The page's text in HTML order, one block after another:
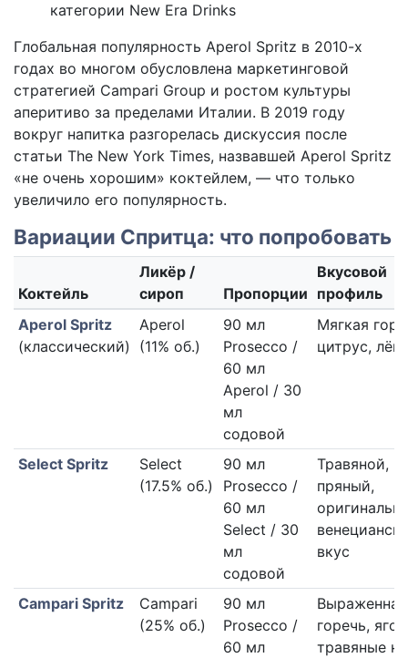
категории New Era Drinks
Глобальная популярность Aperol Spritz в 2010-х
годах во многом обусловлена маркетинговой
стратегией Campari Group и ростом культуры
аперитиво за пределами Италии. В 2019 году
вокруг напитка разгорелась дискуссия после
статьи The New York Times, назвавшей Aperol Spritz
«не очень хорошим» коктейлем, — что только
увеличило его популярность.
Вариации Спритца: что попробовать
Коктейль
Ликёр /
сироп
Пропорции
Вкусовой
профиль
Aperol Spritz
(классический)
Aperol
(11% об.)
90 мл
Prosecco /
60 мл
Aperol / 30
мл
содовой
Мягкая
цитрус,
Select Spritz
Select
(17.5% об.)
90 мл
Prosecco /
60 мл
Select / 30
мл
содовой
Травяной,
пряный,
вкус
Campari Spritz
Campari
(25% об.)
90 мл
Prosecco /
60 мл
Выраженная
горечь,
травяные